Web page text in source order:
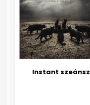
Instant szeánsz